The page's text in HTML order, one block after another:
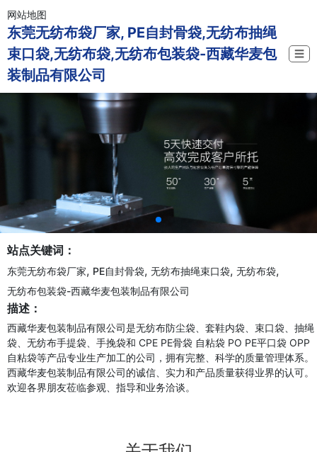
网站地图
东莞无纺布袋厂家, PE自封骨袋,无纺布抽绳
束口袋,无纺布袋,无纺布包装袋-西藏华麦包
装制品有限公司
☰
站点关键词：
东莞无纺布袋厂家, PE自封骨袋, 无纺布抽绳束口袋, 无纺布袋,
无纺布包装袋-西藏华麦包装制品有限公司
描述：
西藏华麦包装制品有限公司是无纺布防尘袋、套鞋内袋、束口袋、抽绳
袋、无纺布手提袋、手挽袋和 CPE PE骨袋 自粘袋 PO PE平口袋 OPP
自粘袋等产品专业生产加工的公司，拥有完整、科学的质量管理体系。
西藏华麦包装制品有限公司的诚信、实力和产品质量获得业界的认可。
欢迎各界朋友莅临参观、指导和业务洽谈。